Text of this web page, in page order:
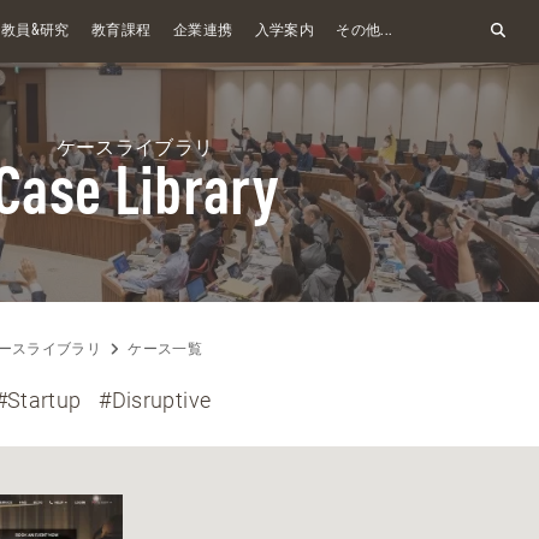
教員&研究 教育課程 企業連携 入学案内 その他...
ケースライブラリ
Library
スライブラリ ケース一覧
#Disruptive